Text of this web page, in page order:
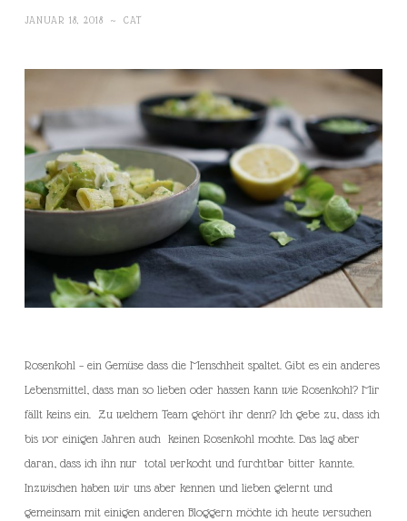
JANUAR 18, 2018 ~ CAT
Rosenkohl – ein Gemüse dass die Menschheit spaltet. Gibt es ein anderes
Lebensmittel, dass man so lieben oder hassen kann wie Rosenkohl? Mir
fällt keins ein. Zu welchem Team gehört ihr denn? Ich gebe zu, dass ich
bis vor einigen Jahren auch keinen Rosenkohl mochte. Das lag aber
daran, dass ich ihn nur total verkocht und furchtbar bitter kannte.
Inzwischen haben wir uns aber kennen und lieben gelernt und
gemeinsam mit einigen anderen Bloggern möchte ich heute versuchen